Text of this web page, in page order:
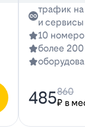
трафик
и сервисы
10
более 200
485₽ в
860